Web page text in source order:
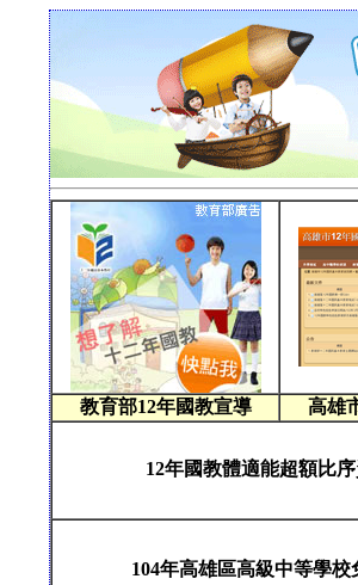
教育部12年國教宣導 高雄
12年國教體適能超額比
104年高雄區高級中等學校